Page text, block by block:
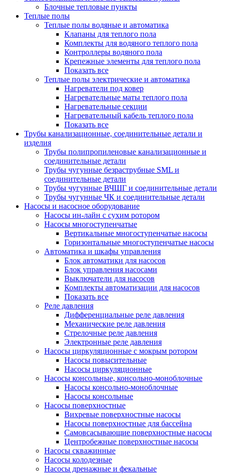
Блочные тепловые пункты
Теплые полы
Теплые полы водяные и автоматика
Клапаны для теплого пола
Комплекты для водяного теплого пола
Контроллеры водяного пола
Крепежные элементы для теплого пола
Показать все
Теплые полы электрические и автоматика
Нагреватели под ковер
Нагревательные маты теплого пола
Нагревательные секции
Нагревательный кабель теплого пола
Показать все
Трубы канализационные, соединительные детали и
изделия
Трубы полипропиленовые канализационные и
соединительные детали
Трубы чугунные безраструбные SML и
соединительные детали
Трубы чугунные ВЧШГ и соединительные детали
Трубы чугунные ЧК и соединительные детали
Насосы и насосное оборудование
Насосы ин-лайн с сухим ротором
Насосы многоступенчатые
Вертикальные многоступенчатые насосы
Горизонтальные многоступенчатые насосы
Автоматика и шкафы управления
Блок автоматики для насосов
Блок управления насосами
Выключатели для насосов
Комплекты автоматизации для насосов
Показать все
Реле давления
Дифференциальные реле давления
Механические реле давления
Стрелочные реле давления
Электронные реле давления
Насосы циркуляционные с мокрым ротором
Насосы повысительные
Насосы циркуляционные
Насосы консольные, консольно-моноблочные
Насосы консольно-моноблочные
Насосы консольные
Насосы поверхностные
Вихревые поверхностные насосы
Насосы поверхностные для бассейна
Самовсасывающие поверхностные насосы
Центробежные поверхностные насосы
Насосы скважинные
Насосы колодезные
Насосы дренажные и фекальные